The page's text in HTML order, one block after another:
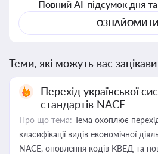
Повний AI-підсумок дня
Теми, які можуть вас
Перехід української
стандартів NACE
Про що тема: Тема охоплює
класифікації видів економічної
NACE, оновлення кодів КВЕД та